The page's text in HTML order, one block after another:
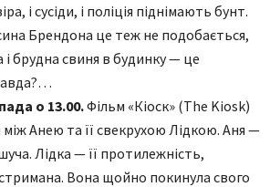
і сусіди, і поліція піднімають бунт.
Брендона це теж не подобається,
брудна свиня в будинку — це
о 13.00.Фільм «Кіоск» (The Kiosk)
Анею та її свекрухою Лідкою. Аня —
Лідка — її протилежність,
Вона щойно покинула свого